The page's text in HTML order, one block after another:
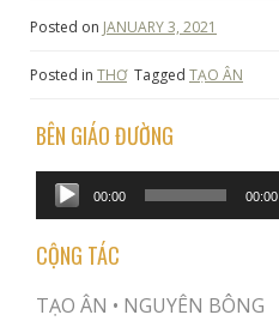
Posted on JANUARY 3, 2021
Posted in THƠ Tagged TẠO ÂN
BÊN GIÁO ĐƯỜNG
Audio
Player
00:00 00:00
CỘNG TÁC
TẠO ÂN • NGUYÊN BÔNG